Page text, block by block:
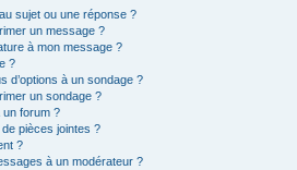
sujet ou une réponse ?
un message ?
à mon message ?
?
d’options à un sondage ?
un sondage ?
un forum ?
pièces jointes ?
?
à un modérateur ?